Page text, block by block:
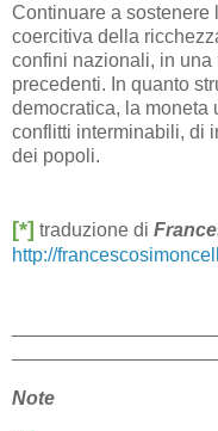
Continuare a sostenere
coercitiva della
confini nazionali, in una
precedenti. In quanto
democratica, la moneta
conflitti interminabili, di
dei popoli.
[*] traduzione di
http://
Note